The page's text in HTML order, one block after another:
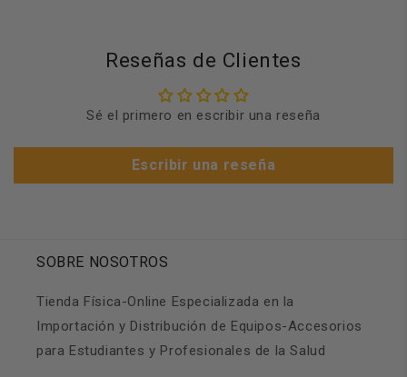
Reseñas de Clientes
Sé el primero en escribir una reseña
Escribir una reseña
SOBRE NOSOTROS
Tienda Física-Online Especializada en la
Importación y Distribución de Equipos-Accesorios
para Estudiantes y Profesionales de la Salud